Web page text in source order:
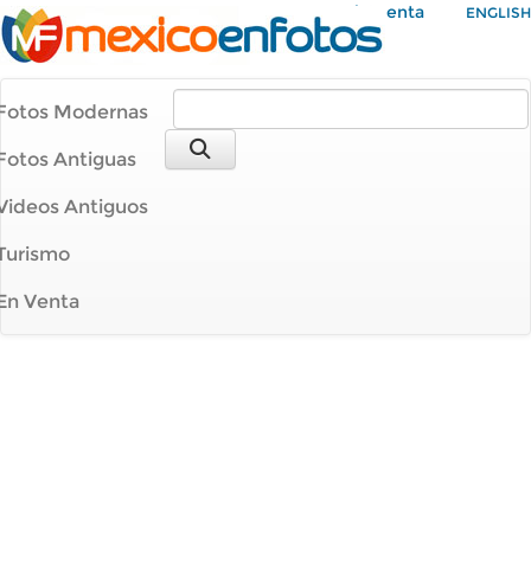
Mi Cuenta ENGLISH
Modernas
Antiguas
Antiguos
Venta